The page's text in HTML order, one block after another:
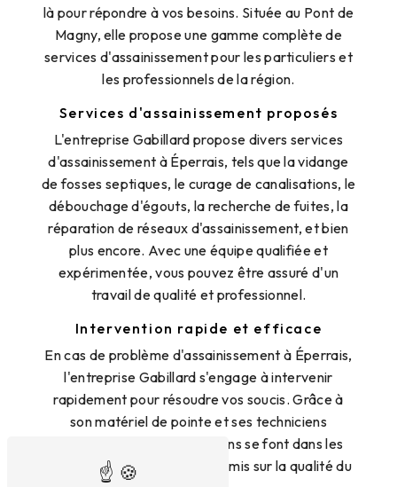
là pour répondre à vos besoins. Située au Pont de
Magny, elle propose une gamme complète de
services d'assainissement pour les particuliers et
les professionnels de la région.
Services d'assainissement proposés
L'entreprise Gabillard propose divers services
d'assainissement à Éperrais, tels que la vidange
de fosses septiques, le curage de canalisations, le
débouchage d'égouts, la recherche de fuites, la
réparation de réseaux d'assainissement, et bien
plus encore. Avec une équipe qualifiée et
expérimentée, vous pouvez être assuré d'un
travail de qualité et professionnel.
Intervention rapide et efficace
En cas de problème d'assainissement à Éperrais,
l'entreprise Gabillard s'engage à intervenir
rapidement pour résoudre vos soucis. Grâce à
son matériel de pointe et ses techniciens
compétents, les interventions se font dans les
meilleurs délais, sans compromis sur la qualité du